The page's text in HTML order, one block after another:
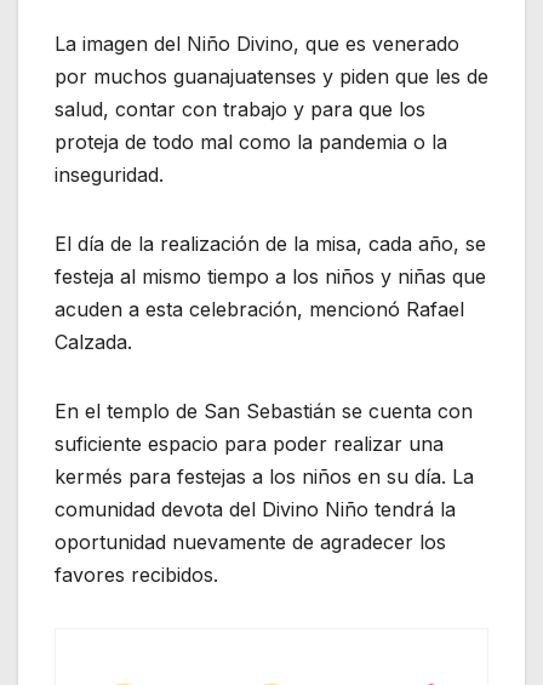
La imagen del Niño Divino, que es venerado
por muchos guanajuatenses y piden que les de
salud, contar con trabajo y para que los
proteja de todo mal como la pandemia o la
inseguridad.
El día de la realización de la misa, cada año, se
festeja al mismo tiempo a los niños y niñas que
acuden a esta celebración, mencionó Rafael
Calzada.
En el templo de San Sebastián se cuenta con
suficiente espacio para poder realizar una
kermés para festejas a los niños en su día. La
comunidad devota del Divino Niño tendrá la
oportunidad nuevamente de agradecer los
favores recibidos.